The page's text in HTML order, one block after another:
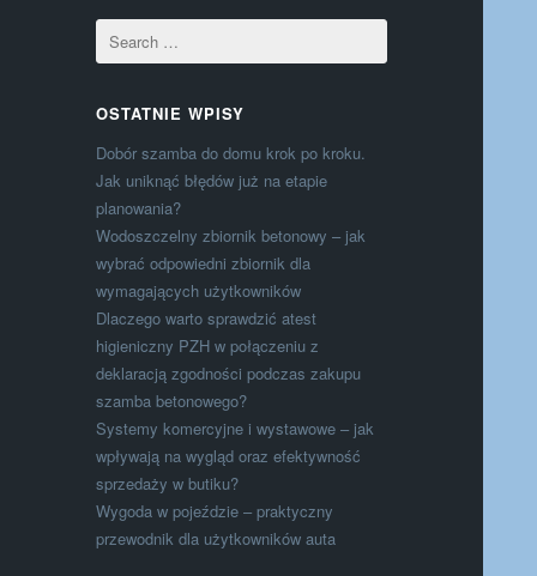
OSTATNIE WPISY
Dobór szamba do domu krok po kroku.
Jak uniknąć błędów już na etapie
planowania?
Wodoszczelny zbiornik betonowy – jak
wybrać odpowiedni zbiornik dla
wymagających użytkowników
Dlaczego warto sprawdzić atest
higieniczny PZH w połączeniu z
deklaracją zgodności podczas zakupu
szamba betonowego?
Systemy komercyjne i wystawowe – jak
wpływają na wygląd oraz efektywność
sprzedaży w butiku?
Wygoda w pojeździe – praktyczny
przewodnik dla użytkowników auta